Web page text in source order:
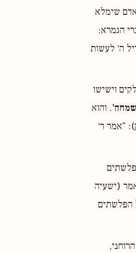
שימלא
הגמרא:
ה׳ לעשות
וישישו
. והוא
"אמר ר׳
(ישעיה
הפלשתים